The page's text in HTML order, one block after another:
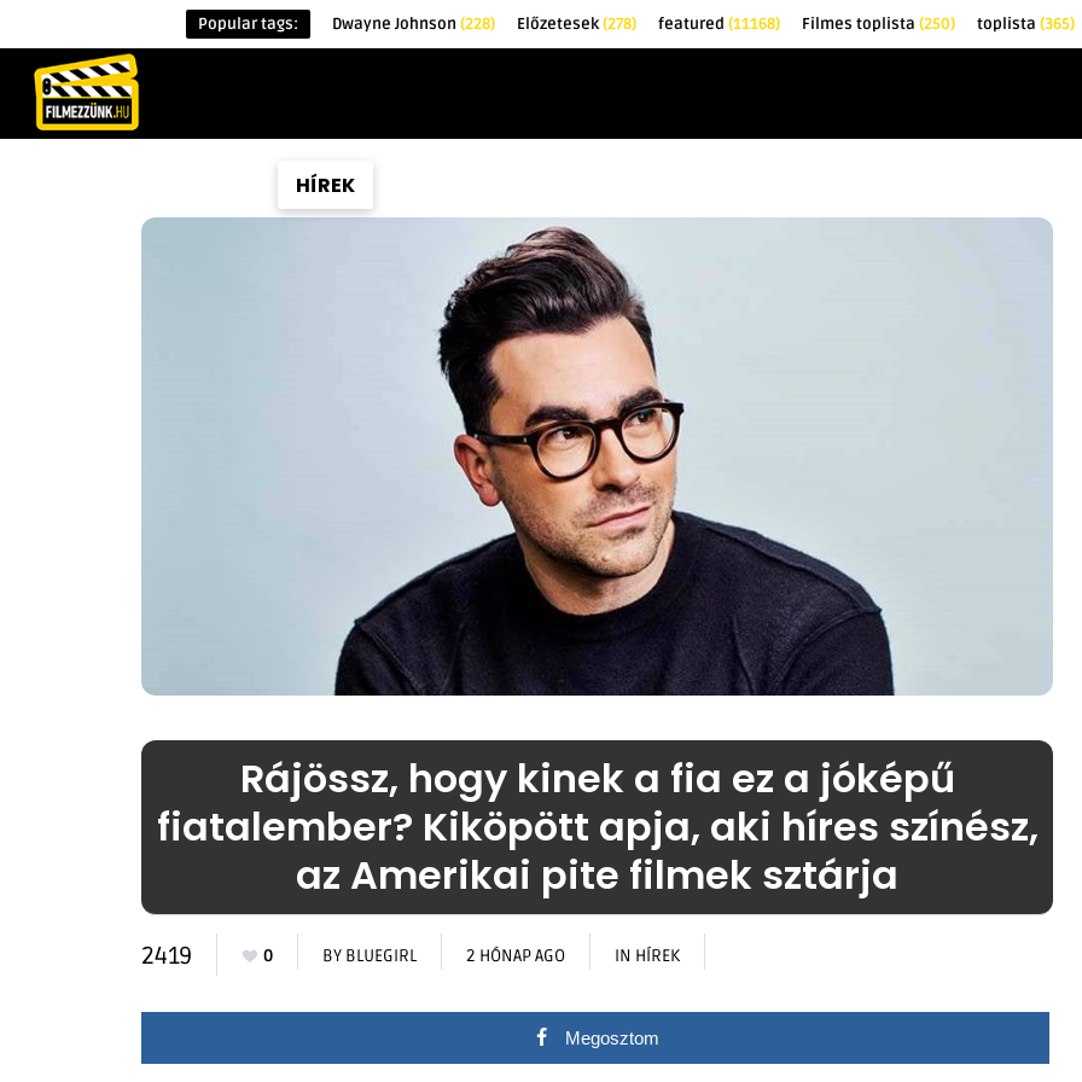
Popular tags: Dwayne Johnson (228) Előzetesek(278) featured (11168) Filmes toplista (250) toplista (365)
HÍREK
Rájössz, hogy kinek a fia ez a jóképű
fiatalember? Kiköpött apja, aki híres színész,
az Amerikai pite filmek sztárja
2419 0 BY BLUEGIRL 2 HÓNAP AGO IN HÍREK
Megosztom